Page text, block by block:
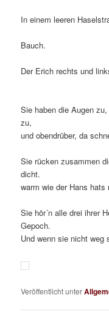
In einem
da sitzen
Bauch.
Der Erich
und
Sie haben die Augen zu,
und obendrüber, da
Sie rücken zusammen
warm wie der Hans hats
Sie hör´n alle drei ihrer
Und wenn sie nicht
Veröffentlicht unter